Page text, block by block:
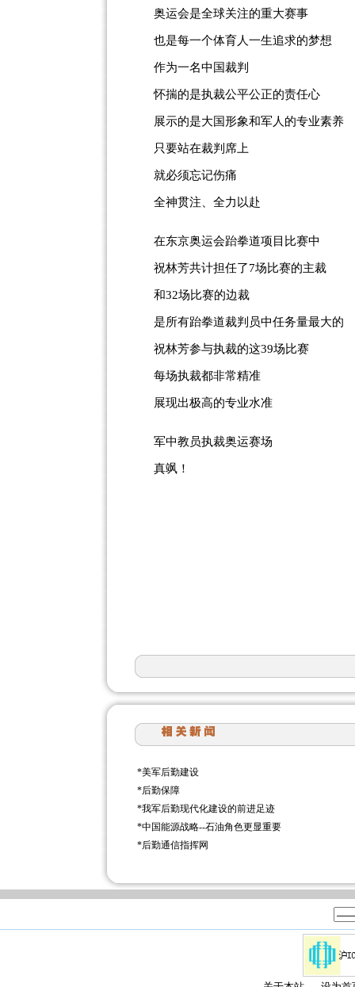
奥运会是全球关注的重大赛事
也是每一个体育人一生追求的梦想
作为一名中国裁判
怀揣的是执裁公平公正的责任心
展示的是大国形象和军人的专业素养
只要站在裁判席上
就必须忘记伤痛
全神贯注、全力以赴
在东京奥运会跆拳道项目比赛中
祝林芳共计担任了7场比赛的主裁
和32场比赛的边裁
是所有跆拳道裁判员中任务量最大的
祝林芳参与执裁的这39场比赛
每场执裁都非常精准
展现出极高的专业水准
军中教员执裁奥运赛场
真飒！
*美军后勤建设
*后勤保障
*我军后勤现代化建设的前进足迹
*中国能源战略--石油角色更显重要
*后勤通信指挥网